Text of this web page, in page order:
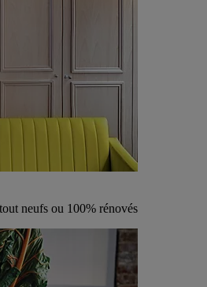
neufs ou 100% rénovés